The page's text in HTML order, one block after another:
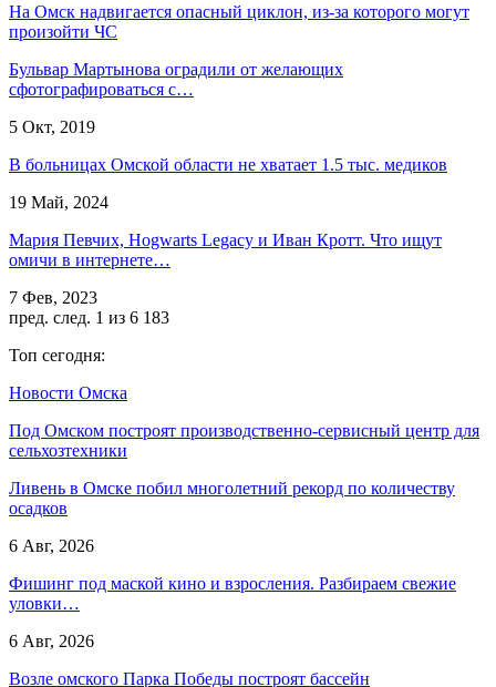
На Омск надвигается опасный циклон, из-за которого могут
произойти ЧС
Бульвар Мартынова оградили от желающих
сфотографироваться с…
5 Окт, 2019
В больницах Омской области не хватает 1.5 тыс. медиков
19 Май, 2024
Мария Певчих, Hogwarts Legacy и Иван Кротт. Что ищут
омичи в интернете…
7 Фев, 2023
пред. след. 1 из 6 183
Топ сегодня:
Новости Омска
Под Омском построят производственно-сервисный центр для
сельхозтехники
Ливень в Омске побил многолетний рекорд по количеству
осадков
6 Авг, 2026
Фишинг под маской кино и взросления. Разбираем свежие
уловки…
6 Авг, 2026
Возле омского Парка Победы построят бассейн